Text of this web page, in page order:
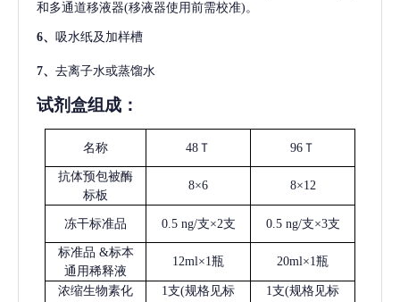
和多通道移液器(移液器使用前需校准)。
6、 吸水纸及加样槽
7、 去离子水或蒸馏水
试剂盒组成：
名称 48Ｔ 96Ｔ
抗体预包被酶
标板
8×6 8×12
冻干标准品 0.5 ng/支×2支 0.5 ng/支×3支
标准品 &标本
通用稀释液
12ml×1瓶 20ml×1瓶
浓缩生物素化
1支(规格见标
1支(规格见标